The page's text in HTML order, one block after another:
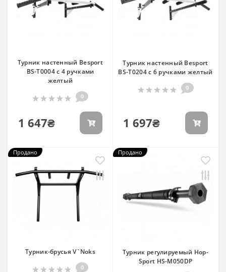
Турник настенный Besport
BS-T0004 с 4 ручками
желтый
0
1 647₴
Турник настенный Besport
BS-T0204 с 6 ручками желтый
0
1 697₴
Продано
Турник-брусья V`Noks
0
Продано
Турник регулируемый Hop-
Sport HS-M050DP